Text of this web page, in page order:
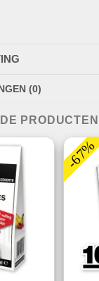
(0)
PRODUCTEN
-67%